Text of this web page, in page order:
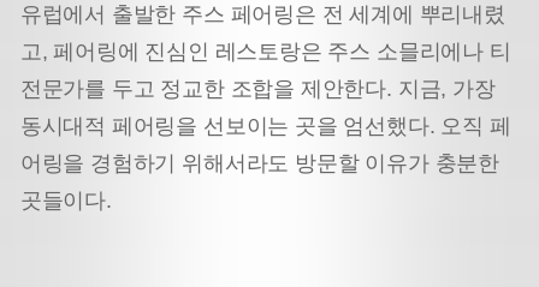
유럽에서 출발한 주스 페어링은 전 세계에 뿌리내렸
고, 페어링에 진심인 레스토랑은 주스 소믈리에나 티
전문가를 두고 정교한 조합을 제안한다. 지금, 가장
동시대적 페어링을 선보이는 곳을 엄선했다. 오직 페
어링을 경험하기 위해서라도 방문할 이유가 충분한
곳들이다.